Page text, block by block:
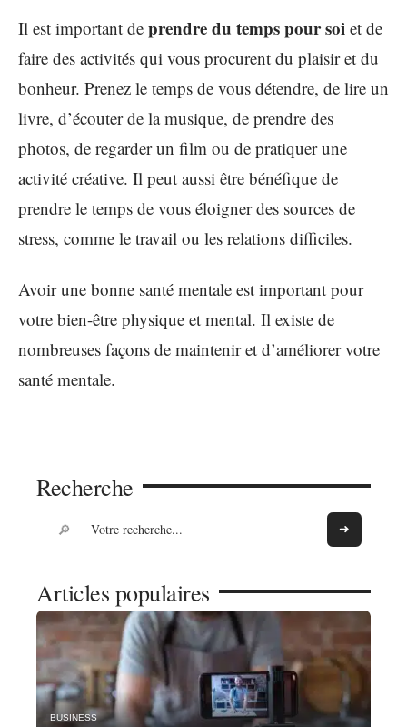
Il est important de prendre du temps pour soi et de
faire des activités qui vous procurent du plaisir et du
bonheur. Prenez le temps de vous détendre, de lire un
livre, d’écouter de la musique, de prendre des
photos, de regarder un film ou de pratiquer une
activité créative. Il peut aussi être bénéfique de
prendre le temps de vous éloigner des sources de
stress, comme le travail ou les relations difficiles.
Avoir une bonne santé mentale est important pour
votre bien-être physique et mental. Il existe de
nombreuses façons de maintenir et d’améliorer votre
santé mentale.
Recherche
Articles populaires
BUSINESS